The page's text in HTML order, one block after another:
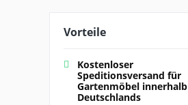
Vorteile
Kostenloser
Speditionsversand für
Gartenmöbel innerhalb
Deutschlands